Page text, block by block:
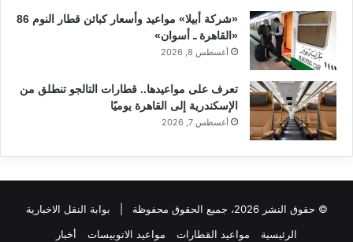
«شركة أبيلا» مواعيد وأسعار كبائن قطار النوم 86
«القاهرة ـ أسوان»
أغسطس 8, 2026
تعرف على مواعيدها.. قطارات التالجو تنطلق من
الإسكندرية إلى القاهرة يوميًا
أغسطس 7, 2026
© حقوق النشر 2026، جميع الحقوق محفوظة |
بوابة النقل الاخبارية
الرئيسية
مواعيد القطارات مواعيد الاتوبيسات
أخبار